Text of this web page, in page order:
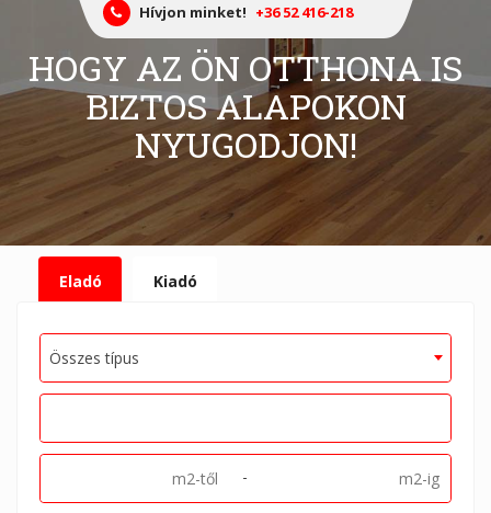
Hívjon minket! +36 52 416-218
HOGY AZ ÖN OTTHONA IS
BIZTOS ALAPOKON
NYUGODJON!
Eladó Kiadó
Összes típus
-